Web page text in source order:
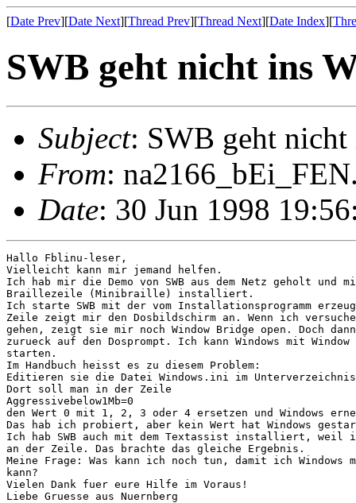
[Date Prev][Date Next][Thread Prev][Thread Next][Date Index][
SWB geht nicht ins
Subject: SWB geht
From:
Date: 30 Jun 1998
Hallo Fblinu-leser,
Vielleicht kann mir jemand helfen.
Ich hab mir die Demo von SWB aus dem Netz geholt und
Braillezeile (Minibraille) installiert.
Ich starte SWB mit der vom Installationsprogramm
Zeile zeigt mir den Dosbildschirm an. Wenn ich
gehen, zeigt sie mir noch Window Bridge open. Doch
zurueck auf den Dosprompt. Ich kann Windows mit
starten.
Im Handbuch heisst es zu diesem Problem:
Editieren sie die Datei Windows.ini im
Dort soll man in der Zeile
Aggressivebelow1Mb=0
den Wert 0 mit 1, 2, 3 oder 4 ersetzen und Windows
Das hab ich probiert, aber kein Wert hat Windows
Ich hab SWB auch mit dem Textassist installiert,
an der Zeile. Das brachte das gleiche Ergebnis.
Meine Frage: Was kann ich noch tun, damit ich
kann?
Vielen Dank fuer eure Hilfe im Voraus!
Liebe Gruesse aus Nuernberg